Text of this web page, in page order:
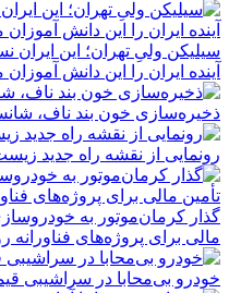
آینده ایران را این دانش
ذخیره‌سازی خون بند ناف،
رونمایی از نقشه راه جدید
گذار کرمان‌موتور به
مالی برای پروژه‌های فناورانه
خودرو بی‌محابا در سراشیبی